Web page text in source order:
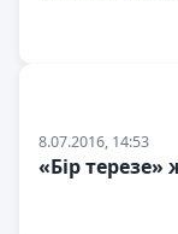
8.07.2016, 14:53
«Бір терезе»